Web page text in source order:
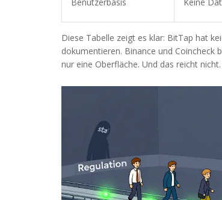
Diese Tabelle zeigt es klar: BitTap hat
dokumentieren. Binance und Coincheck
nur eine Oberfläche. Und das reicht nicht.